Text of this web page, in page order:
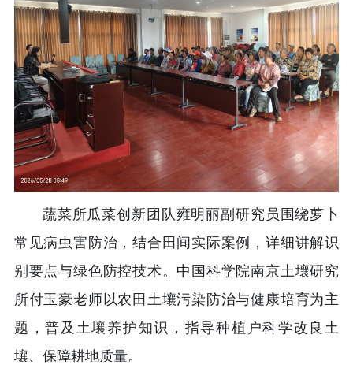
蔬菜所瓜菜创新团队雍明丽副研究员围绕萝卜
常见病虫害防治，结合田间实际案例，详细讲解识
别要点与绿色防控技术。中国科学院南京土壤研究
所付玉豪老师以农田土壤污染防治与健康培育为主
题，普及土壤养护知识，指导种植户科学改良土
壤、保障耕地质量。